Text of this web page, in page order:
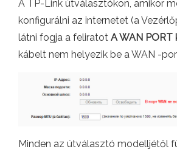
A TP-Link útválasztókon, amikor
konfigurálni az internetet (a
látni fogja a feliratot A WAN PORT
kábelt nem helyezik be a WAN -
Minden az útválasztó modelljétől